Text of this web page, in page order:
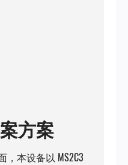
方案
本设备以 MS2C3